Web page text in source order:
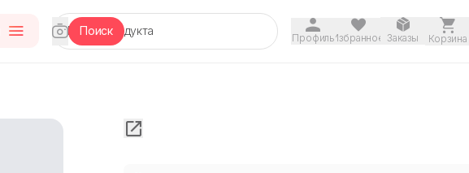
Поиск ПрофильИзбранное Заказы Корзина